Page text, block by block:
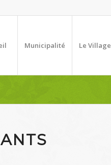
Municipalité Le Village